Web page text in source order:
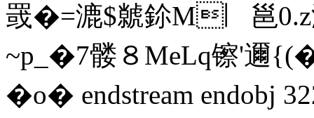
罭�=漉$虩鉩M︳邕
~p_�7髅８MeLq镲'邇
�o� endstream endobj